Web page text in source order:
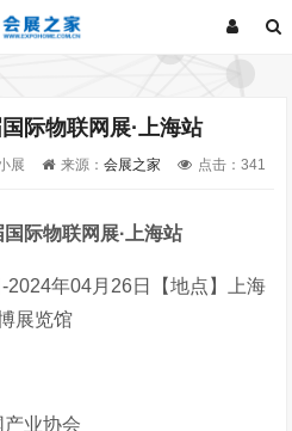
际物联网展·上海站
展 来源：会展之家 点击：341
际物联网展·上海站
2024年04月26日【地点】上海
展览馆
产业协会